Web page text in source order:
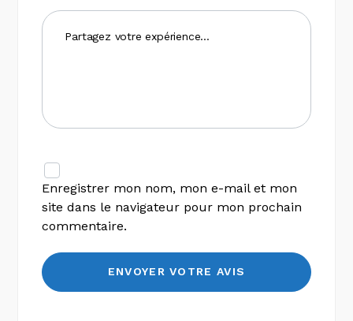
Enregistrer mon nom, mon e-mail et mon
site dans le navigateur pour mon prochain
commentaire.